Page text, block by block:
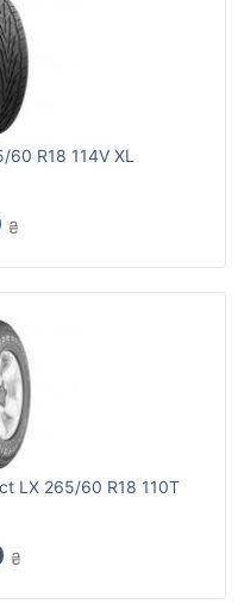
R18 114V XL
₴
LX 265/60 R18 110T
₴